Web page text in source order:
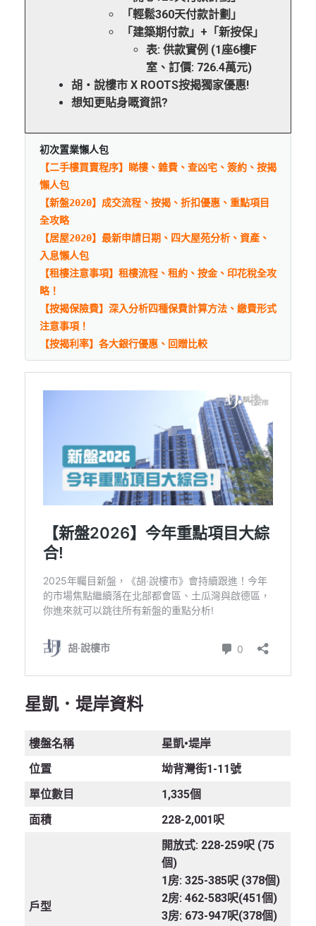
「輕鬆360天付款計劃」
「建築期付款」+「新按保」
表: 供款實例 (1座6樓F
室、訂價: 726.4萬元)
胡‧說樓市 X ROOTS按揭獨家優惠!
想知更貼身嘅資訊?
初次置業懶人包
【二手樓買賣程序】睇樓、雜費、查凶宅、簽約、按揭
懶人包
【新盤2020】成交流程、按揭、折扣優惠、重點項目
全攻略
【居屋2020】最新申請日期、四大屋苑分析、資產、
入息懶人包
【租樓注意事項】租樓流程、租約、按金、印花稅全攻
略！
【按揭保險費】深入分析四種保費計算方法、繳費形式
注意事項！
【按揭利率】各大銀行優惠、回贈比較
星凱．堤岸資料
樓盤名稱
星凱•堤岸
位置
坳背灣街1-11號
單位數目
1,335個
面積
228-2,001呎
戶型
開放式: 228-259呎 (75
個)
1房: 325-385呎 (378個)
2房: 462-583呎(451個)
3房: 673-947呎(378個)